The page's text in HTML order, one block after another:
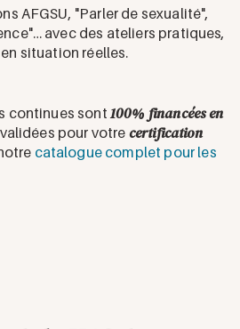
AFGSU, "Parler de sexualité",
avec des ateliers pratiques,
situation réelles.
continues sont100% financées en
pour votre certification
catalogue complet pour les